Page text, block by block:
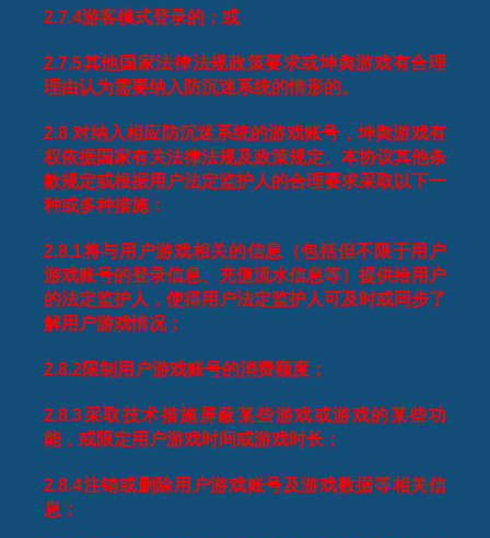
2.7.4游客模式登录的；或
2.7.5其他国家法律法规政策要求或坤舆游戏有合理
理由认为需要纳入防沉迷系统的情形的。
2.8 对纳入相应防沉迷系统的游戏账号，坤舆游戏有
权依据国家有关法律法规及政策规定、本协议其他条
款规定或根据用户法定监护人的合理要求采取以下一
种或多种措施：
2.8.1将与用户游戏相关的信息（包括但不限于用户
游戏账号的登录信息、充值流水信息等）提供给用户
的法定监护人，使得用户法定监护人可及时或同步了
解用户游戏情况；
2.8.2限制用户游戏账号的消费额度；
2.8.3采取技术措施屏蔽某些游戏或游戏的某些功
能，或限定用户游戏时间或游戏时长；
2.8.4注销或删除用户游戏账号及游戏数据等相关信
息；